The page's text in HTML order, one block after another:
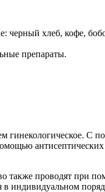
черный хлеб, кофе,
препараты.
гинекологическое. С
антисептических
также проводят при
в индивидуальном